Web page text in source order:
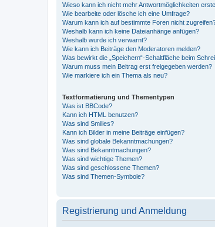
Wieso kann ich nicht mehr Antwortmöglichkeiten
Wie bearbeite oder lösche ich eine Umfrage?
Warum kann ich auf bestimmte Foren nicht
Weshalb kann ich keine Dateianhänge anfügen?
Weshalb wurde ich verwarnt?
Wie kann ich Beiträge den Moderatoren melden?
Was bewirkt die „Speichern“-Schaltfläche beim
Warum muss mein Beitrag erst freigegeben werden?
Wie markiere ich ein Thema als neu?
Textformatierung und Thementypen
Was ist BBCode?
Kann ich HTML benutzen?
Was sind Smilies?
Kann ich Bilder in meine Beiträge einfügen?
Was sind globale Bekanntmachungen?
Was sind Bekanntmachungen?
Was sind wichtige Themen?
Was sind geschlossene Themen?
Was sind Themen-Symbole?
Registrierung und Anmeldung